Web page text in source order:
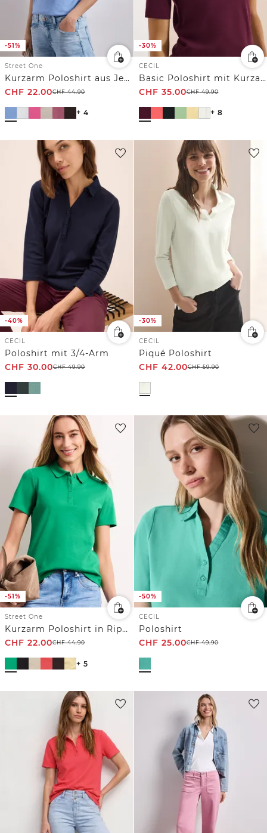
-51%
Street One
Kurzarm Poloshirt aus Jersey
CHF 22.00CHF44.90
+ 4
-30%
CECIL
Basic Poloshirt mit Kurzarm
CHF 35.00CHF49.90
+ 8
-40%
CECIL
Poloshirt mit 3/4-Arm
CHF 30.00CHF49.90
-30%
CECIL
Piqué Poloshirt
CHF 42.00CHF59.90
-51%
Street One
Kurzarm Poloshirt in Rippstruktur
CHF 22.00CHF44.90
+ 5
-50%
CECIL
Poloshirt
CHF 25.00CHF49.90